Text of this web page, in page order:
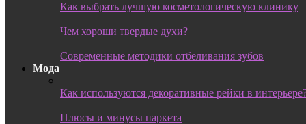
Как выбрать лучшую косметологическую клинику
Чем хороши твердые духи?
Современные методики отбеливания зубов
Мода
Как используются декоративные рейки в
Плюсы и минусы паркета